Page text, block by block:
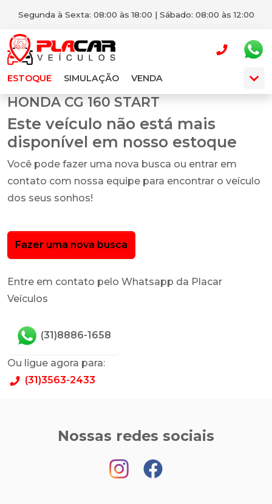
Segunda à Sexta: 08:00 às 18:00 | Sábado: 08:00 às 12:00
ESTOQUE SIMULAÇÃO VENDA
HONDA CG 160 START
Este veículo não está mais
disponível em nosso estoque
Você pode fazer uma nova busca ou entrar em
contato com nossa equipe para encontrar o veículo
dos seus sonhos!
Fazer uma nova busca
Entre em contato pelo Whatsapp da Placar
Veículos
(31)8886-1658
Ou ligue agora para:
(31)3563-2433
Nossas redes sociais